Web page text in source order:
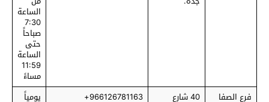
الساعة
7:30
صباحاً
حتى
الساعة
11:59
مساءً
فرع الصفا
40 شارع 966126781163+ يومياً